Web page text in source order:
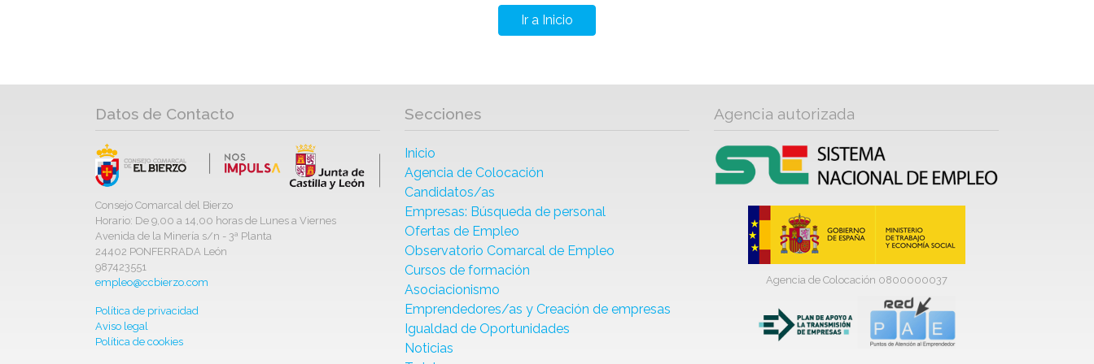
Ir a Inicio
Datos de Contacto
Consejo Comarcal del Bierzo
Horario: De 9,00 a 14,00 horas de Lunes a Viernes
Avenida de la Minería s/n - 3ª Planta
24402 PONFERRADA León
987423551
empleo@ccbierzo.com
Política de privacidad
Aviso legal
Política de cookies
Secciones
Inicio
Agencia de Colocación
Candidatos/as
Empresas: Búsqueda de personal
Ofertas de Empleo
Observatorio Comarcal de Empleo
Cursos de formación
Asociacionismo
Emprendedores/as y Creación de empresas
Igualdad de Oportunidades
Noticias
Agencia autorizada
Agencia de Colocación 0800000037